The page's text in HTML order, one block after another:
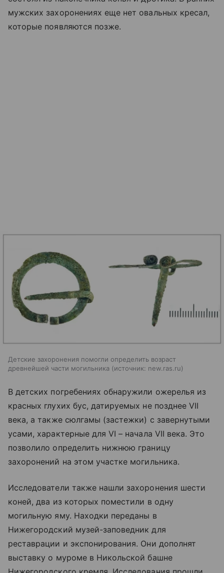
мужских захоронениях еще нет овальных кресал,
которые появляются позже.
Детские захоронения помогли определить возраст
древнейшей части могильника
источник: new.ras.ru
В детских погребениях обнаружили ожерелья из
красных глухих бус, датируемых не позднее VII
века, а также сюлгамы (застежки) с завернутыми
усами, характерные для VI – начала VII века. Это
позволило определить нижнюю границу
захоронений на этом участке могильника.
Исследователи также нашли захоронения шести
коней, два из которых поместили в одну
могильную яму. Находки переданы в
Нижегородский музей-заповедник для
реставрации и экспонирования. Они дополнят
выставку о муроме в Никольской башне